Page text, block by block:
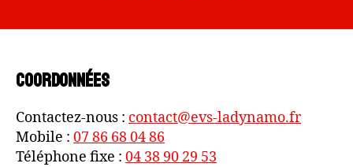
Coordonnées
Contactez-nous : contact@evs-ladynamo.fr
Mobile : 07 86 68 04 86
Téléphone fixe : 04 38 90 29 53